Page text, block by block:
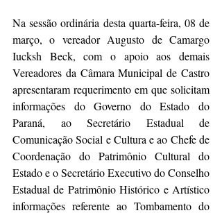
Na sessão ordinária desta quarta-feira, 08 de
março, o vereador Augusto de Camargo
Iucksh Beck, com o apoio aos demais
Vereadores da Câmara Municipal de Castro
apresentaram requerimento em que solicitam
informações do Governo do Estado do
Paraná, ao Secretário Estadual de
Comunicação Social e Cultura e ao Chefe de
Coordenação do Patrimônio Cultural do
Estado e o Secretário Executivo do Conselho
Estadual de Patrimônio Histórico e Artístico
informações referente ao Tombamento do